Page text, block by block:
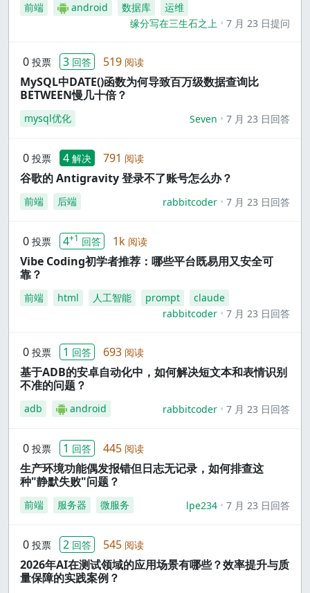
前端 android 数据库
运维
缘分写在三生石之上
7 月 23 日提问
0 投票 3 回答 519 阅读
MySQL中DATE()函数为何导致百万级数据查询比
BETWEEN慢几十倍？
mysql优化 Seven 7 月 23 日回答
0 投票 4 解决 791 阅读
谷歌的 Antigravity 登录不了账号怎么办？
前端 后端 rabbitcoder 7 月 23 日回答
0 投票 4+1 回答 1k 阅读
Vibe Coding初学者推荐：哪些平台既易用又安全可
靠？
前端 html 人工智能 prompt
claude
rabbitcoder
7 月 23 日回答
0 投票 1 回答 693 阅读
基于ADB的安卓自动化中，如何解决短文本和表情识别
不准的问题？
adb android rabbitcoder 7 月 23 日回答
0 投票 1 回答 445 阅读
生产环境功能偶发报错但日志无记录，如何排查这
种"静默失败"问题？
前端 服务器 微服务 lpe234 7 月 23 日回答
0 投票 2 回答 545 阅读
2026年AI在测试领域的应用场景有哪些？效率提升与质
量保障的实践案例？